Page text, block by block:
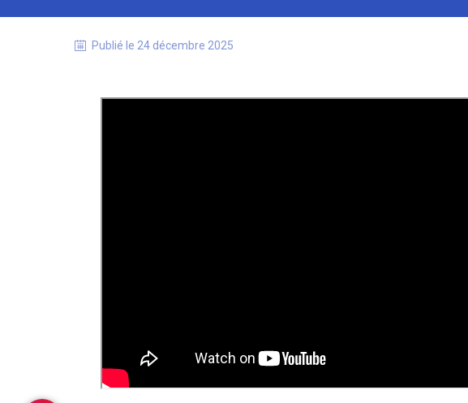
Publié le 24 décembre 2025